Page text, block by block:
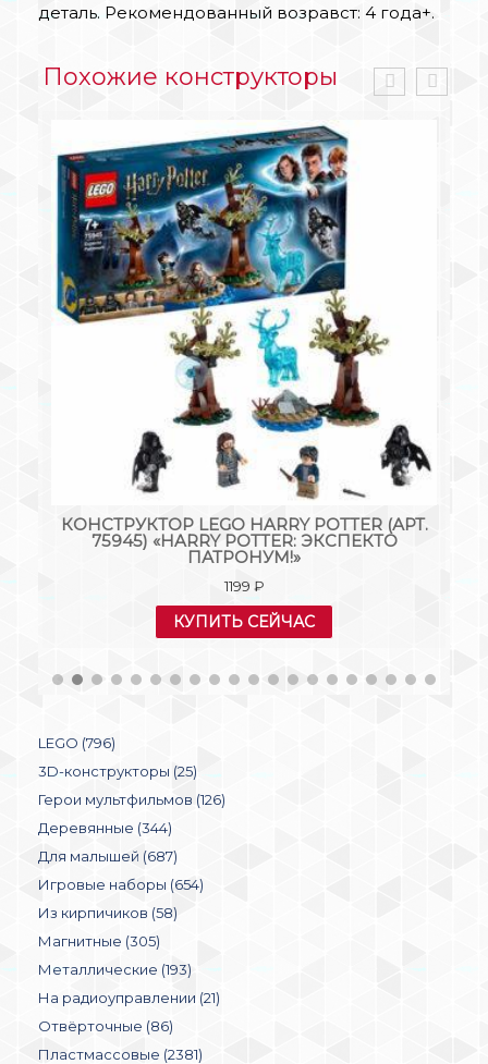
деталь. Рекомендованный возравст: 4 года+.
Похожие конструкторы
КОНСТРУКТОР LEGO HARRY POTTER (АРТ.
75945) «HARRY POTTER: ЭКСПЕКТО
ПАТРОНУМ!»
1199 ₽
КУПИТЬ СЕЙЧАС
LEGO (796)
3D-конструкторы (25)
Герои мультфильмов (126)
Деревянные (344)
Для малышей (687)
Игровые наборы (654)
Из кирпичиков (58)
Магнитные (305)
Металлические (193)
На радиоуправлении (21)
Отвёрточные (86)
Пластмассовые (2381)